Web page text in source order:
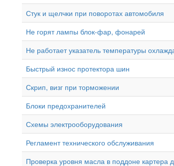
Стук и щелчки при поворотах автомобиля
Не горят лампы блок-фар, фонарей
Не работает указатель температуры
Быстрый износ протектора шин
Скрип, визг при торможении
Блоки предохранителей
Схемы электрооборудования
Регламент технического обслуживания
Проверка уровня масла в поддоне картера